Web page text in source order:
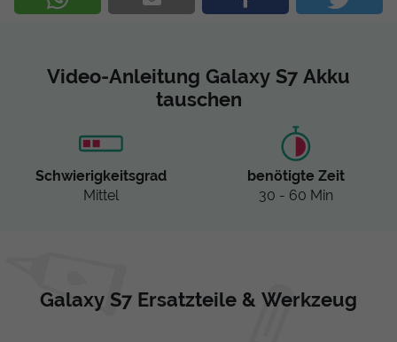
Video-Anleitung Galaxy S7 Akku
tauschen
Schwierigkeitsgrad
Mittel
benötigte Zeit
30 - 60 Min
Galaxy S7 Ersatzteile & Werkzeug